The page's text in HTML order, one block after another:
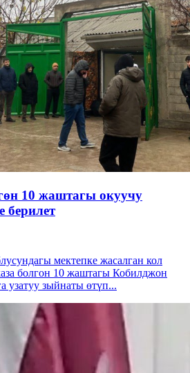
10 жаштагы окуучу
берилет
мектепке жасалган кол
болгон 10 жаштагы Кобилджон
узатуу зыйнаты өтүп...